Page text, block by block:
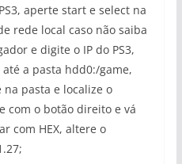
aperte start e select na
rede local caso não saiba
e digite o IP do PS3,
a pasta hdd0:/game,
pasta e localize o
com o botão direito e vá
com HEX, altere o